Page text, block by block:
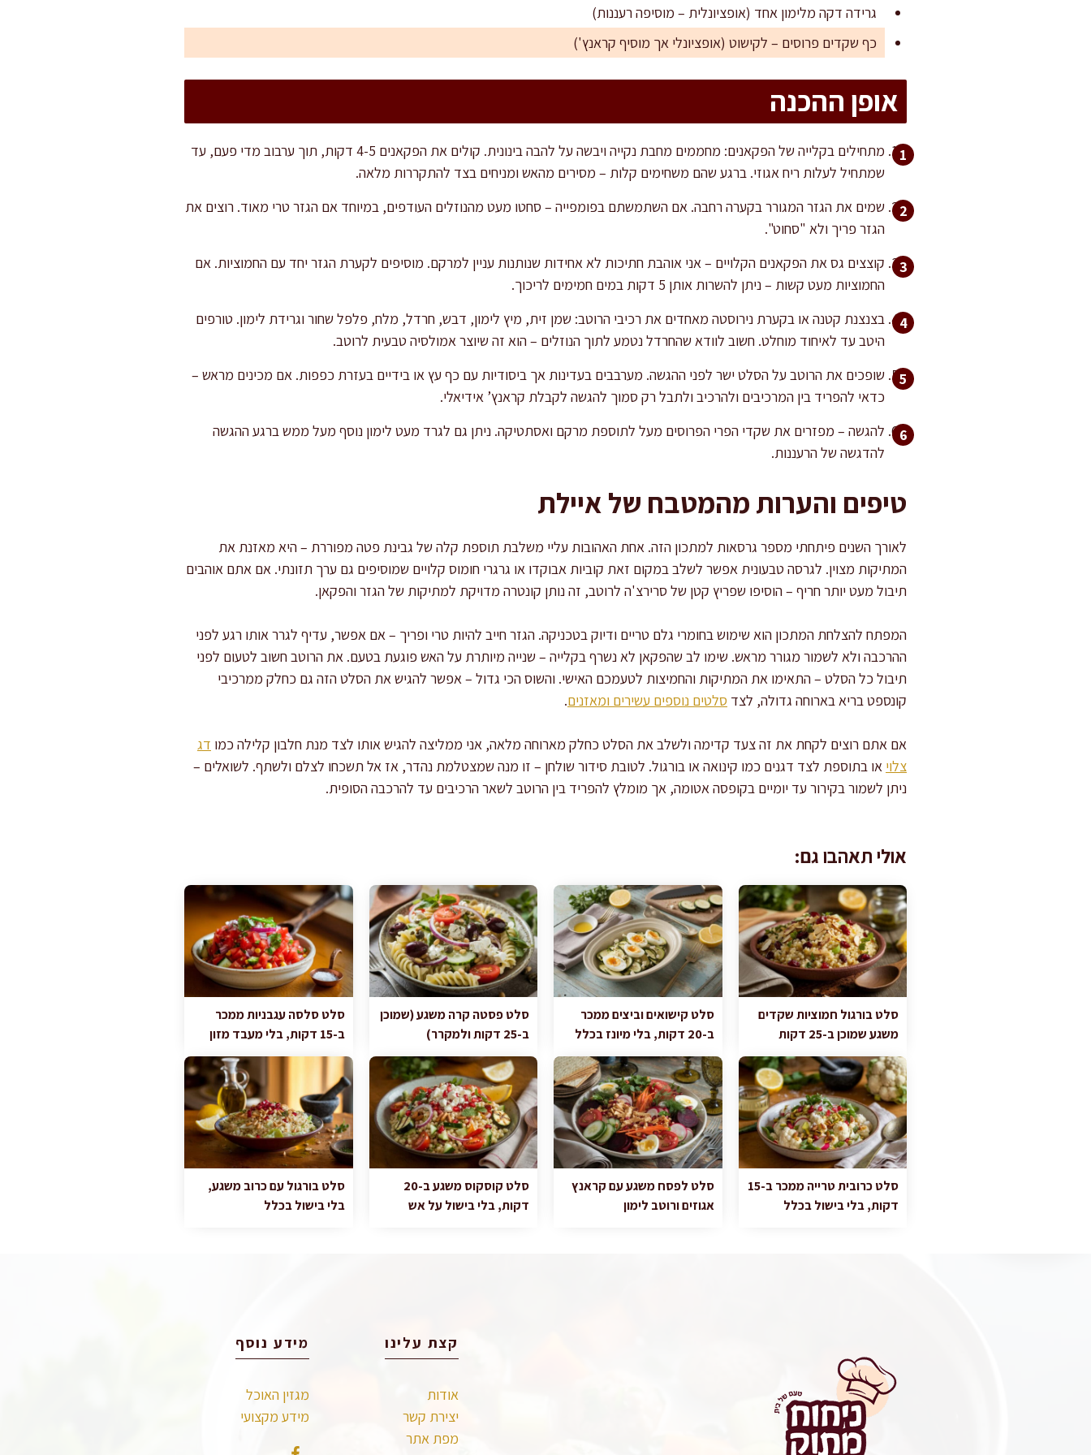
גרידה דקה מלימון אחד (אופציונלית – מוסיפה רעננות)
כף שקדים פרוסים – לקישוט (אופציונלי אך מוסיף קראנץ')
אופן ההכנה
מתחילים בקלייה של הפקאנים: מחממים מחבת נקייה ויבשה על להבה בינונית. קולים את הפקאנים 4-5 דקות, תוך ערבוב מדי פעם, עד
שמתחיל לעלות ריח אגוזי. ברגע שהם משחימים קלות – מסירים מהאש ומניחים בצד להתקררות מלאה.
שמים את הגזר המגורר בקערה רחבה. אם השתמשתם בפומפייה – סחטו מעט מהנוזלים העודפים, במיוחד אם הגזר טרי מאוד. רוצים את
הגזר פריך ולא "סחוט".
קוצצים גס את הפקאנים הקלויים – אני אוהבת חתיכות לא אחידות שנותנות עניין למרקם. מוסיפים לקערת הגזר יחד עם החמוציות. אם
החמוציות מעט קשות – ניתן להשרות אותן 5 דקות במים חמימים לריכוך.
בצנצנת קטנה או בקערת נירוסטה מאחדים את רכיבי הרוטב: שמן זית, מיץ לימון, דבש, חרדל, מלח, פלפל שחור וגרידת לימון. טורפים
היטב עד לאיחוד מוחלט. חשוב לוודא שהחרדל נטמע לתוך הנוזלים – הוא זה שיוצר אמולסיה טבעית לרוטב.
שופכים את הרוטב על הסלט ישר לפני ההגשה. מערבבים בעדינות אך ביסודיות עם כף עץ או בידיים בעזרת כפפות. אם מכינים מראש –
כדאי להפריד בין המרכיבים ולהרכיב ולתבל רק סמוך להגשה לקבלת קראנץ’ אידיאלי.
להגשה – מפזרים את שקדי הפרי הפרוסים מעל לתוספת מרקם ואסתטיקה. ניתן גם לגרד מעט לימון נוסף מעל ממש ברגע ההגשה
להדגשה של הרעננות.
טיפים והערות מהמטבח של איילת
לאורך השנים פיתחתי מספר גרסאות למתכון הזה. אחת האהובות עליי משלבת תוספת קלה של גבינת פטה מפוררת – היא מאזנת את
המתיקות מצוין. לגרסה טבעונית אפשר לשלב במקום זאת קוביות אבוקדו או גרגרי חומוס קלויים שמוסיפים גם ערך תזונתי. אם אתם אוהבים
תיבול מעט יותר חריף – הוסיפו שפריץ קטן של סרירצ'ה לרוטב, זה נותן קונטרה מדויקת למתיקות של הגזר והפקאן.
המפתח להצלחת המתכון הוא שימוש בחומרי גלם טריים ודיוק בטכניקה. הגזר חייב להיות טרי ופריך – אם אפשר, עדיף לגרר אותו רגע לפני
ההרכבה ולא לשמור מגורר מראש. שימו לב שהפקאן לא נשרף בקלייה – שנייה מיותרת על האש פוגעת בטעם. את הרוטב חשוב לטעום לפני
תיבול כל הסלט – התאימו את המתיקות והחמיצות לטעמכם האישי. והשוס הכי גדול – אפשר להגיש את הסלט הזה גם כחלק ממרכיבי
קונספט בריא בארוחה גדולה, לצד סלטים נוספים עשירים ומאזנים.
אם אתם רוצים לקחת את זה צעד קדימה ולשלב את הסלט כחלק מארוחה מלאה, אני ממליצה להגיש אותו לצד מנת חלבון קלילה כמו דג
צלוי או בתוספת לצד דגנים כמו קינואה או בורגול. לטובת סידור שולחן – זו מנה שמצטלמת נהדר, אז אל תשכחו לצלם ולשתף. לשואלים –
ניתן לשמור בקירור עד יומיים בקופסה אטומה, אך מומלץ להפריד בין הרוטב לשאר הרכיבים עד להרכבה הסופית.
אולי תאהבו גם:
סלט בורגול חמוציות שקדים
משגע שמוכן ב-25 דקות
סלט קישואים וביצים ממכר
ב-20 דקות, בלי מיונז בכלל
סלט פסטה קרה משגע (שמוכן
ב-25 דקות ולמקרר)
סלט סלסה עגבניות ממכר
ב-15 דקות, בלי מעבד מזון
סלט כרובית טרייה ממכר ב-15
דקות, בלי בישול בכלל
סלט לפסח משגע עם קראנץ
אגוזים ורוטב לימון
סלט קוסקוס משגע ב-20
דקות, בלי בישול על אש
סלט בורגול עם כרוב משגע,
בלי בישול בכלל
קצת עלינו
אודות
יצירת קשר
מפת אתר
מידע נוסף
מגזין האוכל
מידע מקצועי